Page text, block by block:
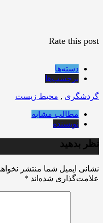
Rate this post
دسته‌ها
برچسب‌ها
گردشگری , محیط زیست
مطالب مشابه
نویسنده
نظر بدهید
نشانی ایمیل شما منتشر
علامت‌گذاری شده‌اند *